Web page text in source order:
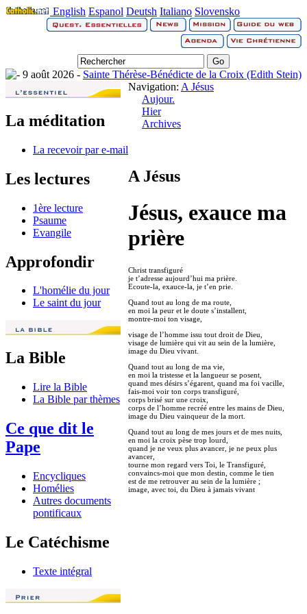
English Espanol Deutsh Italiano Slovensko
9 août 2026 - Sainte Thérèse-Bénédicte de la Croix (Edith Stein)
La méditation
La recevoir par e-mail
Les lectures
1ère lecture
Psaume
Evangile
Approfondir
L'homélie du jour
Le saint du jour
La Bible
Lire la Bible
La Bible par thèmes
Ce que dit le
Pape
Encycliques
Homélies
Autres documents
pontificaux
Le Catéchisme
Texte intégral
Navigation: A Jésus
Aujour.
Hier
Archives
A Jésus
Jésus, exauce ma
prière
Christ transfiguré
je t’adresse aujourd’hui ma prière.
Ecoute-la, exauce-la, je t’en prie.
Quand tout au long de ma route,
en moi la peur et le doute s’installent,
montre-moi ton visage,
visage de l’homme issu tout droit de Dieu,
visage de lumière qui vit au sein de la lumière,
image du Dieu vivant.
Quand tout au long de ma vie,
en moi la tristesse et la langueur se posent,
quand mes désirs s’égarent, quand ma foi vacille,
fais-moi voir ton corps transfiguré,
corps brisé sur une croix,
corps de l’homme recréé entre les mains de Dieu,
image du Dieu vainqueur de la mort.
Quand tout au long de mes jours et de mes nuits,
en moi la croix pèse trop lourd,
quand je ne veux plus avancer, je ne peux plus
avancer,
tourne mon regard vers Toi, le Transfiguré,
convaincs-moi que mon destin, comme le tien
est de me retrouver au sein de la lumière ;
image, avec toi, du Dieu à jamais vivant